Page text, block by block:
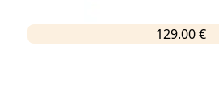
129.00 €